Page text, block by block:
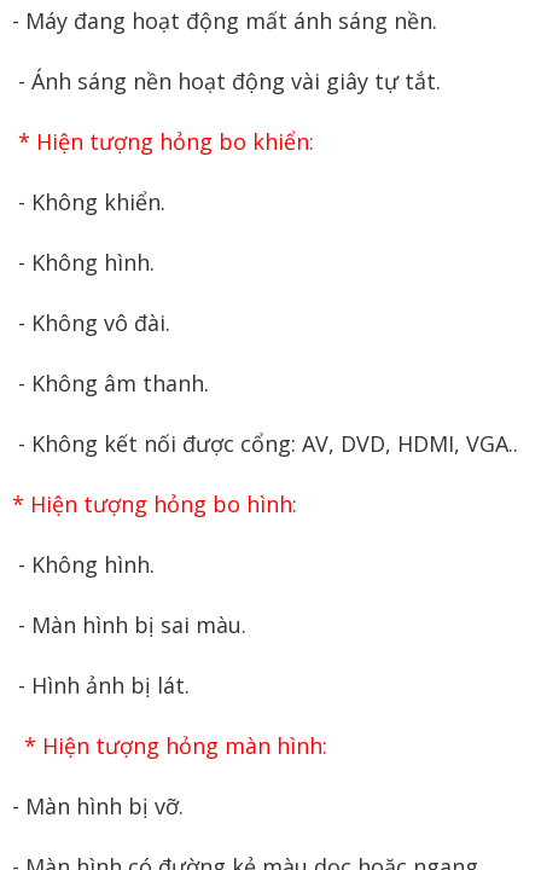
- Máy đang hoạt động mất ánh sáng nền.
- Ánh sáng nền hoạt động vài giây tự tắt.
* Hiện tượng hỏng bo khiển:
- Không khiển.
- Không hình.
- Không vô đài.
- Không âm thanh.
- Không kết nối được cổng: AV, DVD, HDMI, VGA..
* Hiện tượng hỏng bo hình:
- Không hình.
- Màn hình bị sai màu.
- Hình ảnh bị lát.
* Hiện tượng hỏng màn hình:
- Màn hình bị vỡ.